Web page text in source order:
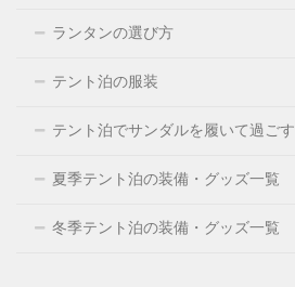
ランタンの選び方
テント泊の服装
テント泊でサンダルを履いて過ごす
夏季テント泊の装備・グッズ一覧
冬季テント泊の装備・グッズ一覧